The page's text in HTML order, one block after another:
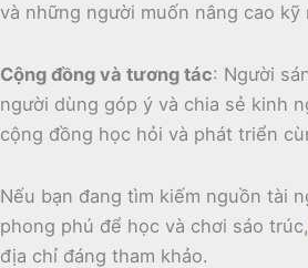
và những người muốn nâng cao kỹ
Cộng đồng và tương tác: Người
người dùng góp ý và chia sẻ kinh
cộng đồng học hỏi và phát triển
Nếu bạn đang tìm kiếm nguồn tài
phong phú để học và chơi sáo trúc,
địa chỉ đáng tham khảo.